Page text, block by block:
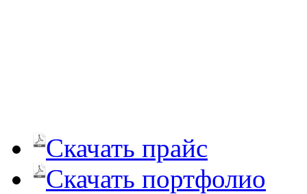
Скачать прайс
Скачать портфолио